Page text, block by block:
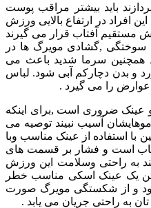
باید بیشتر مراقب پوست
افراد در ارتفاع بالایی ورزش
مستقیم آفتاب قرار می گیرند
سوختگی ,گشادی مویرگ ها در
همچنین سرما شدید باعث می
و بدن دچارکم آبی شود. لباس
را می گیرد .
و عینک ضروری است ,برای اینکه
آسیب نبیند توصیه می
با استفاده از عینک مناسب وبا
است و فشار بر قسمت های
به راحتی وسلامت این ورزش
یک عینک اسکی مناسب خطر
رود و از شکستگی مویرگ صورت
به راحتی جریان می یابد .